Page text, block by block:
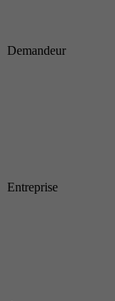
Demandeur
Entreprise